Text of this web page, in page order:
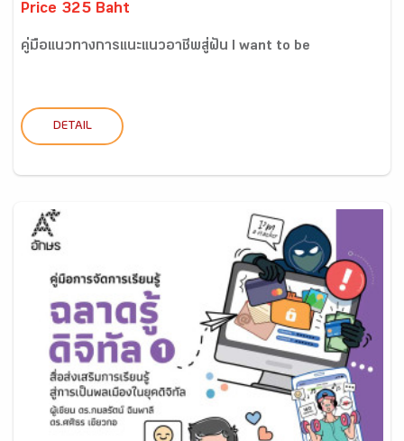
Price 325 Baht
คู่มือแนวทางการแนะแนวอาชีพสู่ฝัน I want to be
DETAIL